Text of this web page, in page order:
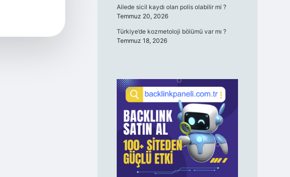
Ailede sicil kaydı olan polis olabilir mi ?
Temmuz 20, 2026
Türkiye’de kozmetoloji bölümü var mı ?
Temmuz 18, 2026